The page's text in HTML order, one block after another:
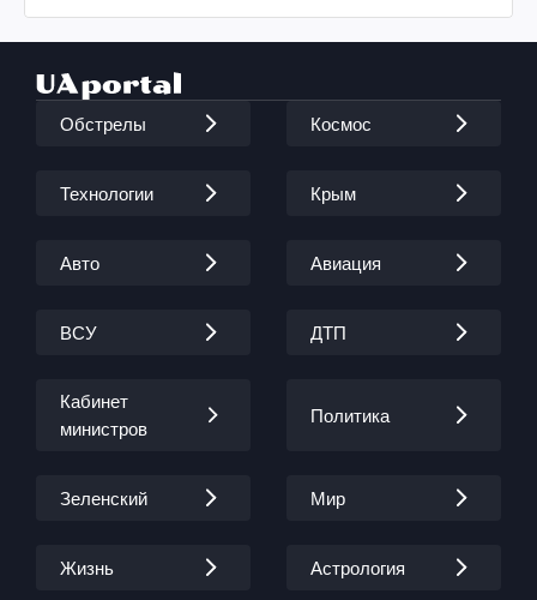
Обстрелы Космос
Технологии Крым
Авто Авиация
ВСУ ДТП
Кабинет
министров
Политика
Зеленский Мир
Жизнь Астрология